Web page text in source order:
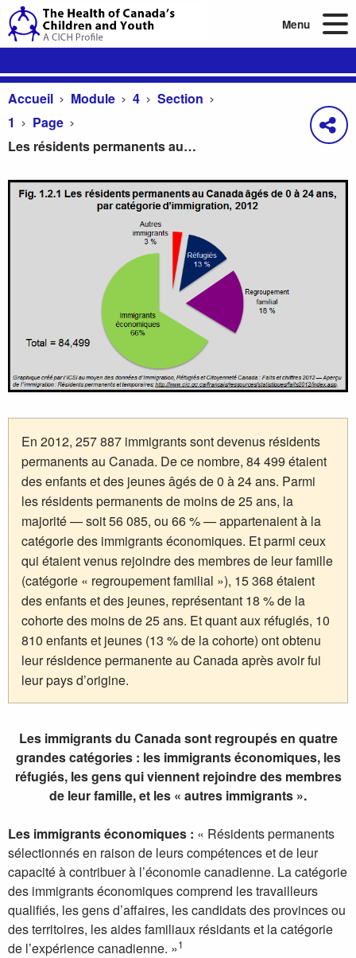
Menu
Accueil Module 4
Section
1
Page
Les résidents permanents au Canada âgés de 0 à 24 ans, par catégorie d’immigration, 2012
Les résidents permanents au Canada âgés de 0
En 2012, 257 887 immigrants sont devenus résidents
permanents au Canada. De ce nombre, 84 499 étaient
des enfants et des jeunes âgés de 0 à 24 ans. Parmi
les résidents permanents de moins de 25 ans, la
majorité — soit 56 085, ou 66 % — appartenaient à la
catégorie des immigrants économiques. Et parmi ceux
qui étaient venus rejoindre des membres de leur famille
(catégorie « regroupement familial »), 15 368 étaient
des enfants et des jeunes, représentant 18 % de la
cohorte des moins de 25 ans. Et quant aux réfugiés, 10
810 enfants et jeunes (13 % de la cohorte) ont obtenu
leur résidence permanente au Canada après avoir fui
leur pays d’origine.
Les immigrants du Canada sont regroupés en quatre
grandes catégories : les immigrants économiques, les
réfugiés, les gens qui viennent rejoindre des membres
de leur famille, et les « autres immigrants ».
Les immigrants économiques : « Résidents permanents
sélectionnés en raison de leurs compétences et de leur
capacité à contribuer à l’économie canadienne. La catégorie
des immigrants économiques comprend les travailleurs
qualifiés, les gens d’affaires, les candidats des provinces ou
des territoires, les aides familiaux résidants et la catégorie
de l’expérience canadienne. »1